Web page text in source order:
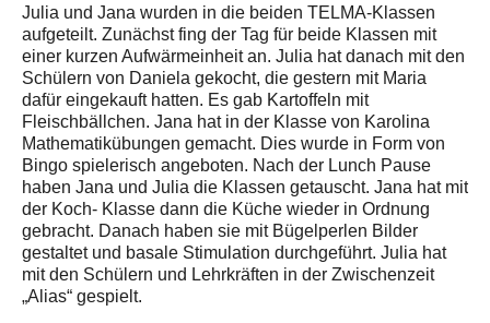
Julia und Jana wurden in die beiden TELMA-Klassen
aufgeteilt. Zunächst fing der Tag für beide Klassen mit
einer kurzen Aufwärmeinheit an. Julia hat danach mit den
Schülern von Daniela gekocht, die gestern mit Maria
dafür eingekauft hatten. Es gab Kartoffeln mit
Fleischbällchen. Jana hat in der Klasse von Karolina
Mathematikübungen gemacht. Dies wurde in Form von
Bingo spielerisch angeboten. Nach der Lunch Pause
haben Jana und Julia die Klassen getauscht. Jana hat mit
der Koch- Klasse dann die Küche wieder in Ordnung
gebracht. Danach haben sie mit Bügelperlen Bilder
gestaltet und basale Stimulation durchgeführt. Julia hat
mit den Schülern und Lehrkräften in der Zwischenzeit
„Alias“ gespielt.